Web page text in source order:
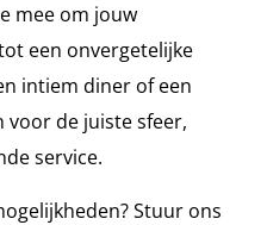
mee om jouw
een onvergetelijke
intiem diner of een
de juiste sfeer,
service.
Stuur ons